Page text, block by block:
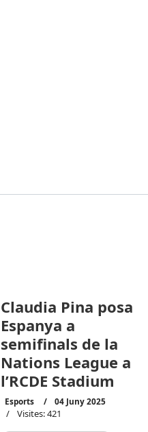
Claudia Pina posa
Espanya a
semifinals de la
Nations League a
l’RCDE Stadium
Esports 04 Juny 2025
Visites: 421